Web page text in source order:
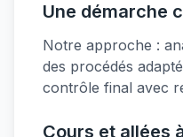
Une démarche
Notre approche :
des procédés
contrôle final avec
Cours et allées